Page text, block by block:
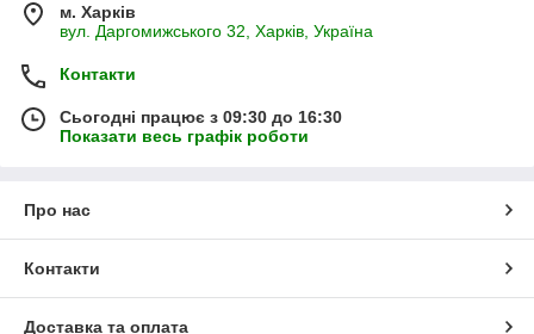
м. Харків
вул. Даргомижського 32, Харків, Україна
Контакти
Сьогодні працює з 09:30 до 16:30
Показати весь графік роботи
Про нас
Контакти
Доставка та оплата